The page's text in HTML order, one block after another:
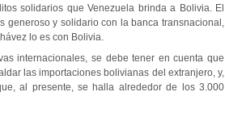
solidarios que Venezuela brinda a Bolivia. El
generoso y solidario con la banca transnacional,
lo es con Bolivia.
internacionales, se debe tener en cuenta que
las importaciones bolivianas del extranjero, y,
al presente, se halla alrededor de los 3.000